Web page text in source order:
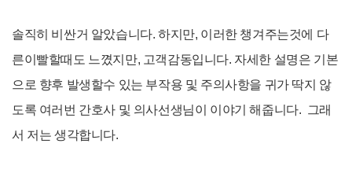
솔직히 비싼거 알았습니다. 하지만, 이러한 챙겨주는것에 다
른이빨할때도 느꼈지만, 고객감동입니다. 자세한 설명은 기본
으로 향후 발생할수 있는 부작용 및 주의사항을 귀가 딱지 않
도록 여러번 간호사 및 의사선생님이 이야기 해줍니다. 그래
서 저는 생각합니다.